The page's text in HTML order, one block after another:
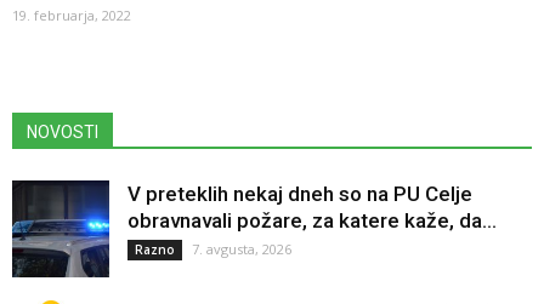
19. februarja, 2022
NOVOSTI
V preteklih nekaj dneh so na PU Celje
obravnavali požare, za katere kaže, da...
Razno 7. avgusta, 2026